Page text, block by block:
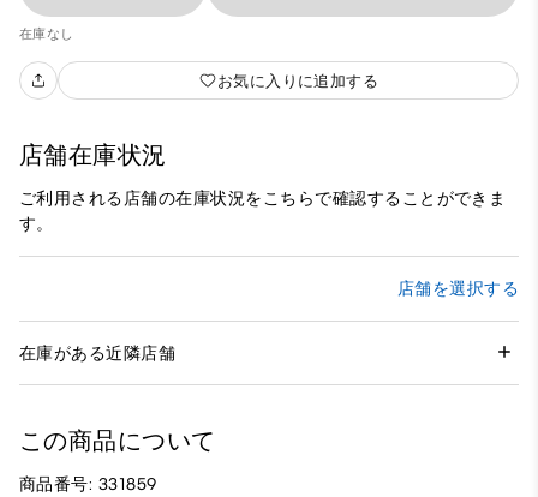
在庫なし
お気に入りに追加する
店舗在庫状況
ご利用される店舗の在庫状況をこちらで確認することができま
す。
店舗を選択する
在庫がある近隣店舗
この商品について
商品番号: 331859